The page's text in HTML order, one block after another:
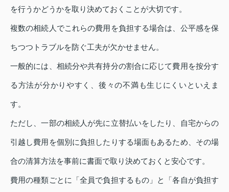
を行うかどうかを取り決めておくことが大切です。
複数の相続人でこれらの費用を負担する場合は、公平感を保
ちつつトラブルを防ぐ工夫が欠かせません。
一般的には、相続分や共有持分の割合に応じて費用を按分す
る方法が分かりやすく、後々の不満も生じにくいといえま
す。
ただし、一部の相続人が先に立替払いをしたり、自宅からの
引越し費用を個別に負担したりする場面もあるため、その場
合の清算方法を事前に書面で取り決めておくと安心です。
費用の種類ごとに「全員で負担するもの」と「各自が負担す